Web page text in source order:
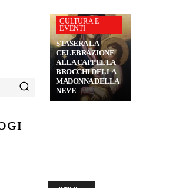
CULTURA E
EVENTI
STASERA LA
CELEBRAZIONE
ALLA CAPPELLA
BROCCHI DELLA
MADONNA DELLA
NEVE